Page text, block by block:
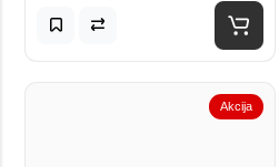
Akcija